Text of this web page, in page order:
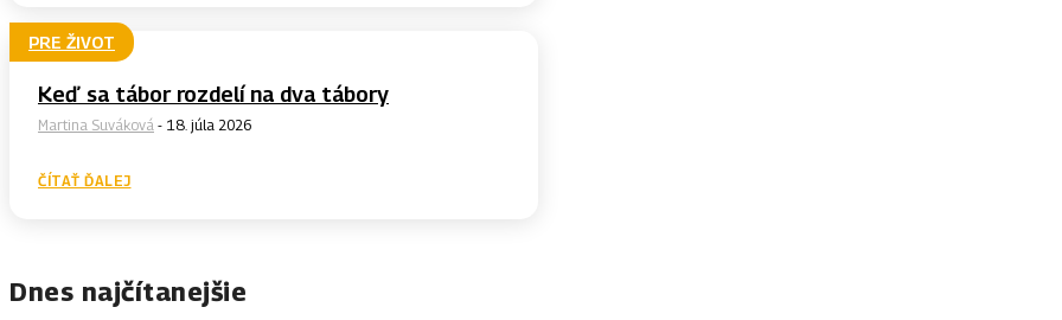
PRE ŽIVOT
Keď sa tábor rozdelí na dva tábory
Martina Suváková - 18. júla 2026
ČÍTAŤ ĎALEJ
Dnes najčítanejšie